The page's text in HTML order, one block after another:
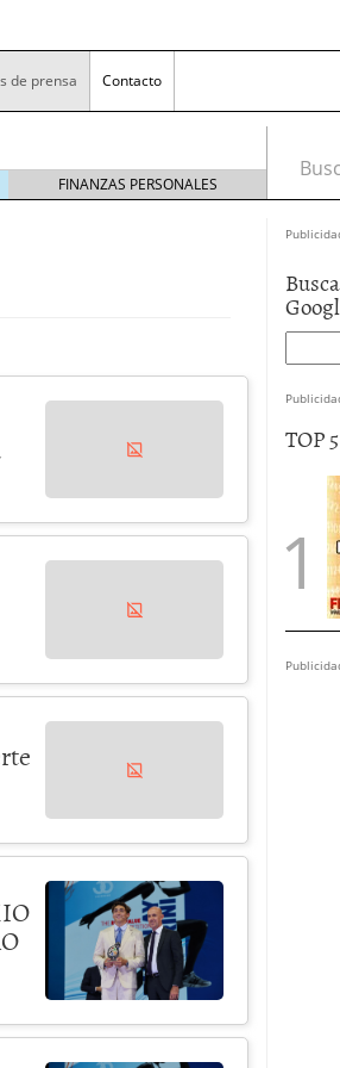
de prensa Contacto
FINANZAS PERSONALES
TOP